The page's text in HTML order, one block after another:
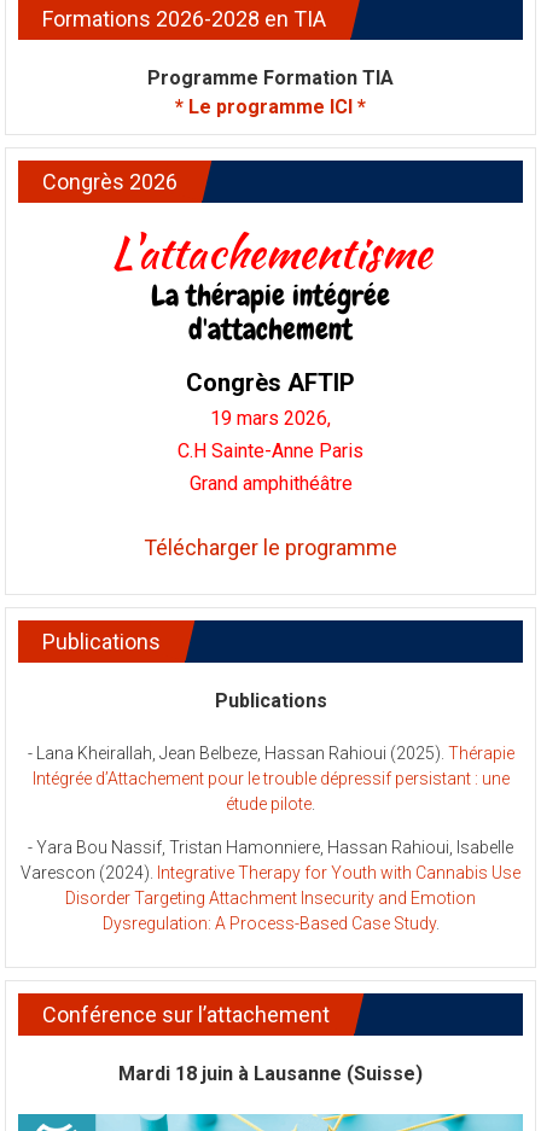
Formations 2026-2028 en TIA
Programme Formation TIA
* Le programme ICI *
Congrès 2026
L'attachementisme
La thérapie intégrée
d'attachement
Congrès AFTIP
19 mars 2026,
C.H Sainte-Anne Paris
Grand amphithéâtre
Télécharger le programme
Publications
Publications
- Lana Kheirallah, Jean Belbeze, Hassan Rahioui (2025). Thérapie
Intégrée d’Attachement pour le trouble dépressif persistant : une
étude pilote
- Yara Bou Nassif, Tristan Hamonniere, Hassan Rahioui, Isabelle
Varescon (2024).
Integrative Therapy for Youth with Cannabis Use
Disorder Targeting Attachment Insecurity and Emotion
Dysregulation: A Process-Based Case Study.
Conférence sur l’attachement
Mardi 18 juin à Lausanne (Suisse)